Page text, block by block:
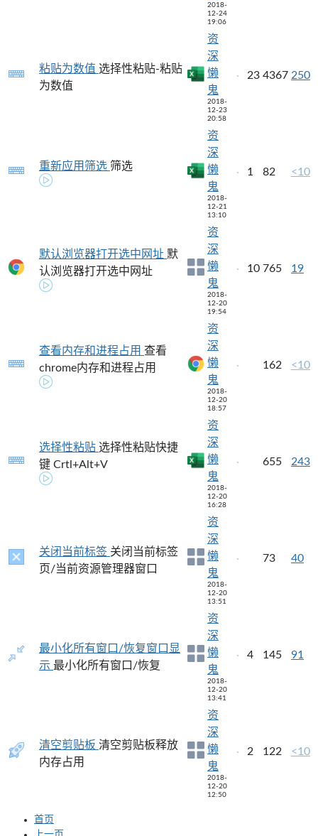
2018-
12-24
19:06
粘贴为数值 选择性粘贴-粘贴
为数值
资
深
懒
鬼
2018-
12-23
20:58
23 4367 250
重新应用筛选 筛选
资
深
懒
鬼
2018-
12-21
13:10
1 82 <10
默认浏览器打开选中网址 默
认浏览器打开选中网址
资
深
懒
鬼
2018-
12-20
19:54
10 765 19
查看内存和进程占用 查看
chrome内存和进程占用
资
深
懒
鬼
2018-
12-20
18:57
162 <10
选择性粘贴 选择性粘贴快捷
键 Crtl+Alt+V
资
深
懒
鬼
2018-
12-20
16:28
655 243
关闭当前标签 关闭当前标签
页/当前资源管理器窗口
资
深
懒
鬼
2018-
12-20
13:51
73 40
最小化所有窗口/恢复窗口显
示 最小化所有窗口/恢复
资
深
懒
鬼
2018-
12-20
13:41
4 145 91
清空剪贴板 清空剪贴板释放
内存占用
资
深
懒
鬼
2018-
12-20
12:50
2 122 <10
首页